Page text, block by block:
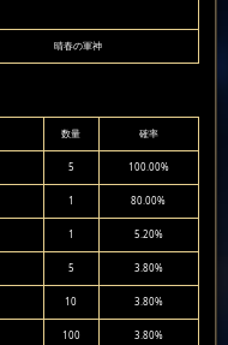
晴春の軍神
数量 確率
5 100.00%
1 80.00%
1 5.20%
5 3.80%
10 3.80%
100 3.80%